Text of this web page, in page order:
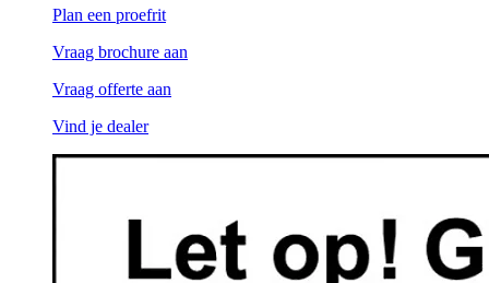
Plan een proefrit
Vraag brochure aan
Vraag offerte aan
Vind je dealer